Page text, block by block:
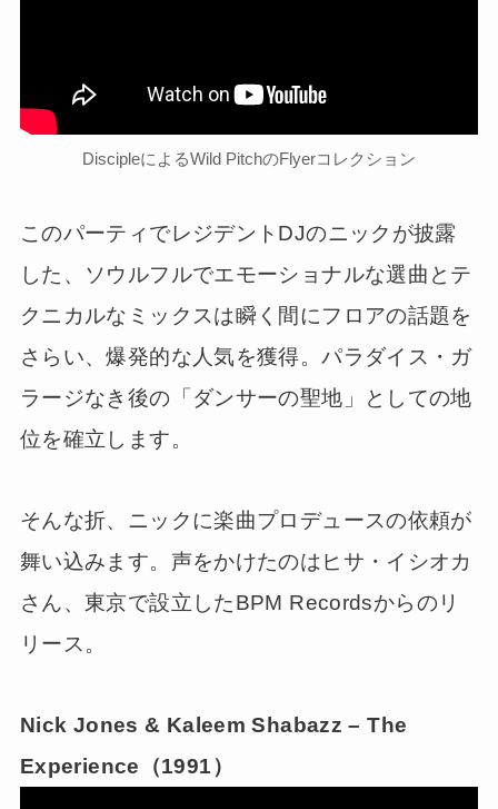
DiscipleによるWild PitchのFlyerコレクション
このパーティでレジデントDJのニックが披露
した、ソウルフルでエモーショナルな選曲とテ
クニカルなミックスは瞬く間にフロアの話題を
さらい、爆発的な人気を獲得。パラダイス・ガ
ラージなき後の「ダンサーの聖地」としての地
位を確立します。
そんな折、ニックに楽曲プロデュースの依頼が
舞い込みます。声をかけたのはヒサ・イシオカ
さん、東京で設立したBPM Recordsからのリ
リース。
Nick Jones & Kaleem Shabazz – The
Experience（1991）